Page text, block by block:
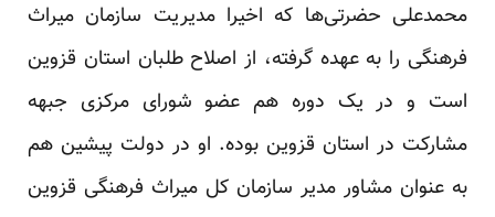
محمدعلی حضرتی‌ها که اخیرا مدیریت سازمان میراث
فرهنگی را به عهده گرفته، از اصلاح طلبان استان قزوین
است و در یک دوره هم عضو شورای مرکزی جبهه
مشارکت در استان قزوین بوده. او در دولت پیشین هم
به عنوان مشاور مدیر سازمان کل میراث فرهنگی قزوین